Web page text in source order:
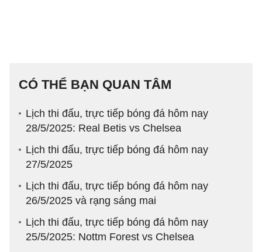
CÓ THỂ BẠN QUAN TÂM
Lịch thi đấu, trực tiếp bóng đá hôm nay
28/5/2025: Real Betis vs Chelsea
Lịch thi đấu, trực tiếp bóng đá hôm nay
27/5/2025
Lịch thi đấu, trực tiếp bóng đá hôm nay
26/5/2025 và rạng sáng mai
Lịch thi đấu, trực tiếp bóng đá hôm nay
25/5/2025: Nottm Forest vs Chelsea